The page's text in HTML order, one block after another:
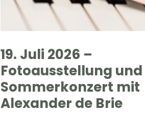
19. Juli 2026 –
Fotoausstellung und
Sommerkonzert mit
Alexander de Brie